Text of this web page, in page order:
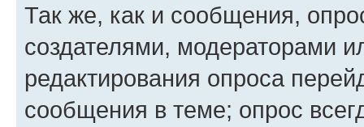
Так же, как и сообщения,
создателями, модераторами
редактирования опроса
сообщения в теме; опрос